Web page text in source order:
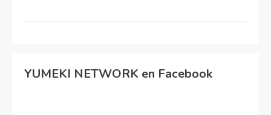
YUMEKI NETWORK en Facebook